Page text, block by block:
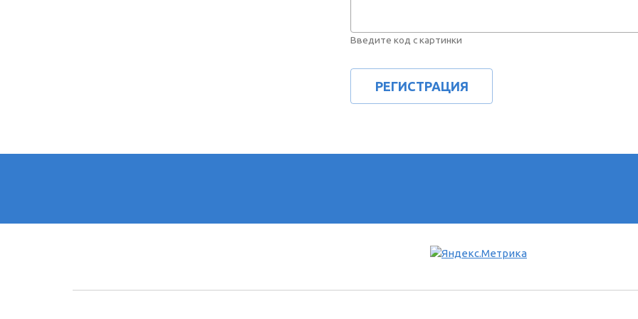
Введите код с картинки